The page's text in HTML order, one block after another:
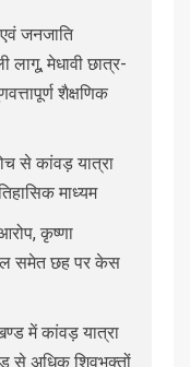
जनजाति
लागू, मेधावी छात्र-
शैक्षणिक
से कांवड़ यात्रा
माध्यम
कृष्णा
समेत छह पर केस
में कांवड़ यात्रा
से अधिक शिवभक्तों